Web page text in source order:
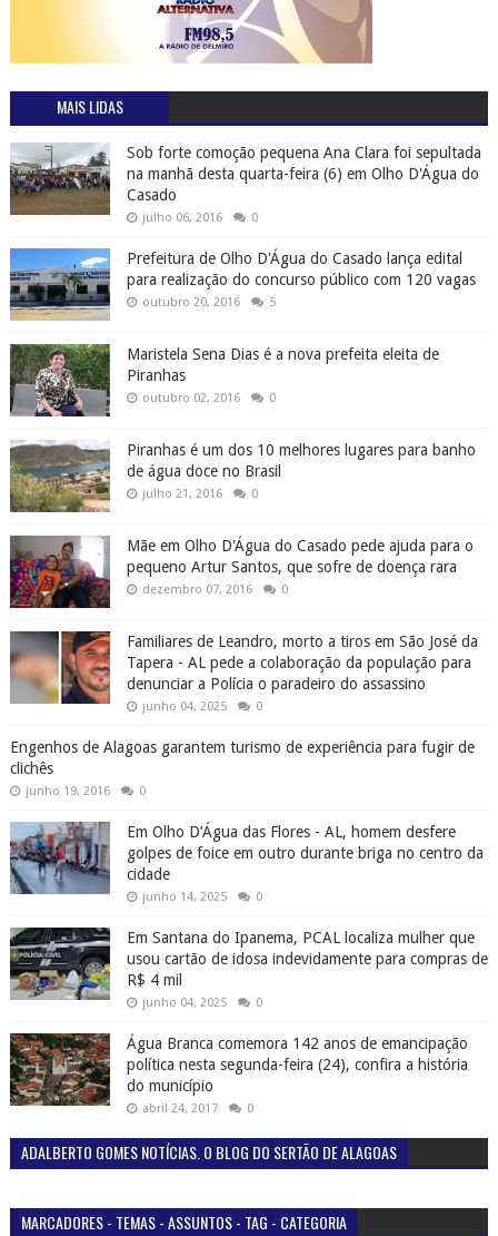
MAIS LIDAS
Sob forte comoção pequena Ana Clara foi sepultada
na manhã desta quarta-feira (6) em Olho D'Água do
Casado
julho 06, 2016 0
Prefeitura de Olho D'Água do Casado lança edital
para realização do concurso público com 120 vagas
outubro 20, 2016 5
Maristela Sena Dias é a nova prefeita eleita de
Piranhas
outubro 02, 2016 0
Piranhas é um dos 10 melhores lugares para banho
de água doce no Brasil
julho 21, 2016 0
Mãe em Olho D'Água do Casado pede ajuda para o
pequeno Artur Santos, que sofre de doença rara
dezembro 07, 2016 0
Familiares de Leandro, morto a tiros em São José da
Tapera - AL pede a colaboração da população para
denunciar a Polícia o paradeiro do assassino
junho 04, 2025 0
Engenhos de Alagoas garantem turismo de experiência para fugir de
clichês
junho 19, 2016 0
Em Olho D’Água das Flores - AL, homem desfere
golpes de foice em outro durante briga no centro da
cidade
junho 14, 2025 0
Em Santana do Ipanema, PCAL localiza mulher que
usou cartão de idosa indevidamente para compras de
R$ 4 mil
junho 04, 2025 0
Água Branca comemora 142 anos de emancipação
política nesta segunda-feira (24), confira a história
do município
abril 24, 2017 0
ADALBERTO GOMES NOTÍCIAS. O BLOG DO SERTÃO DE ALAGOAS
MARCADORES - TEMAS - ASSUNTOS - TAG - CATEGORIA